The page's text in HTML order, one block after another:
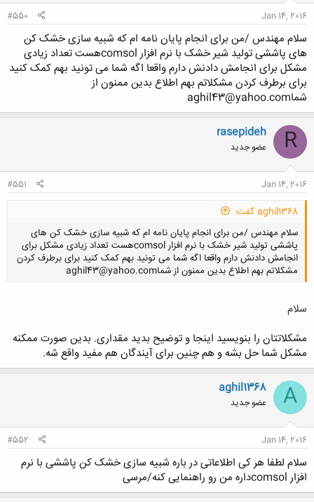
Jan 14, 2016
#550
سلام مهندس /من برای انجام پایان نامه ام که شبیه سازی خشک کن
های پاششی تولید شیر خشک با نرم افزار comsolهست تعداد زیادی
مشکل برای انجامش دادنش دارم واقعا اگه شما می تونید بهم کمک کنید
برای برطرف کردن مشکلاتم بهم اطلاع بدین ممنون از
شماaghil43@yahoo.com
R
rasepideh
عضو جدید
Jan 14, 2016
#551
aghil1368 گفت:
سلام مهندس /من برای انجام پایان نامه ام که شبیه سازی خشک کن های
پاششی تولید شیر خشک با نرم افزار comsolهست تعداد زیادی مشکل برای
انجامش دادنش دارم واقعا اگه شما می تونید بهم کمک کنید برای برطرف کردن
مشکلاتم بهم اطلاع بدین ممنون از شماaghil43@yahoo.com
سلام
مشکلاتتان را بنویسید اینجا و توضیح بدید مقداری. بدین صورت ممکنه
مشکل شما حل بشه و هم چنین برای آیندگان هم مفید واقع شه.
A
aghil1368
عضو جدید
Jan 14, 2016
#552
سلام لطفا هر کی اطلاعاتی در باره شبیه سازی خشک کن پاششی با نرم
افزار comsolداره من رو راهنمایی کنه/مرسی